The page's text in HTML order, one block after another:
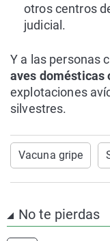
otros centros
judicial.
Y a las personas
aves domésticas
explotaciones
silvestres.
Vacuna gripe
No te pierdas